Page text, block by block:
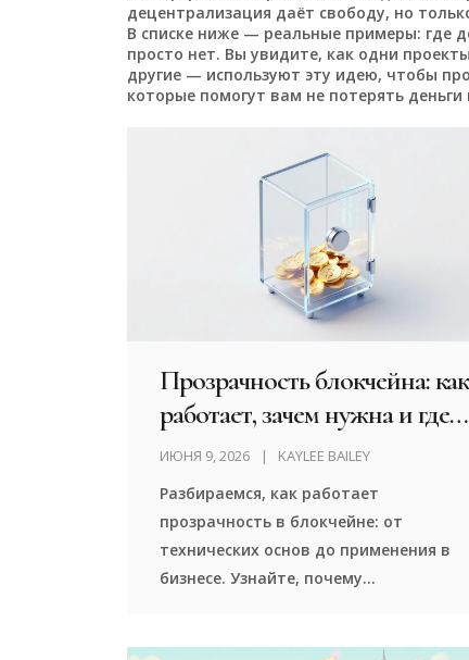
децентрализация даёт свободу, но
В списке ниже — реальные примеры: где
просто нет. Вы увидите, как одни
другие — используют эту идею, чтобы
которые помогут вам не потерять
Прозрачность блокчейна: как
работает, зачем нужна и где
применяется
ИЮНЯ 9, 2026 KAYLEE BAILEY
Разбираемся, как работает
прозрачность в блокчейне: от
технических основ до применения в
бизнесе. Узнайте, почему